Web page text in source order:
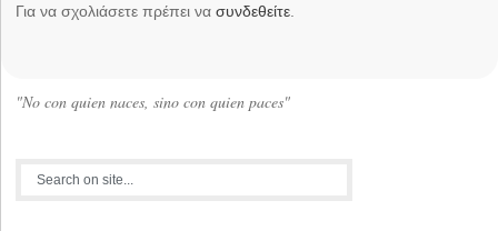
Για να σχολιάσετε πρέπει νασυνδεθείτε
"No con quien naces, sino con quien paces"